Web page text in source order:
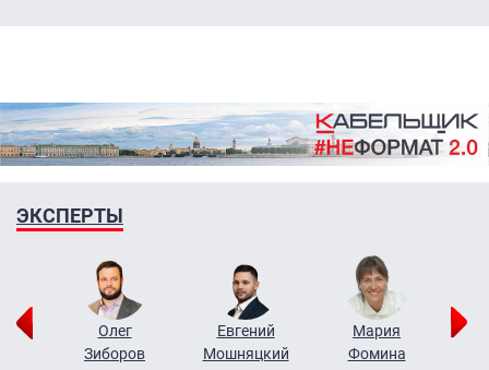
ЭКСПЕРТЫ
Олег
Зиборов
Евгений
Мошняцкий
Мария
Фомина